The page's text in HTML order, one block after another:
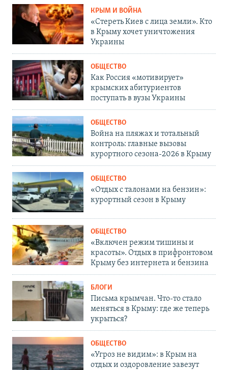
КРЫМ И ВОЙНА
«Стереть Киев с лица земли». Кто
в Крыму хочет уничтожения
Украины
ОБЩЕСТВО
Как Россия «мотивирует»
крымских абитуриентов
поступать в вузы Украины
ОБЩЕСТВО
Война на пляжах и тотальный
контроль: главные вызовы
курортного сезона-2026 в Крыму
ОБЩЕСТВО
«Отдых с талонами на бензин»:
курортный сезон в Крыму
ОБЩЕСТВО
«Включен режим тишины и
красоты». Отдых в прифронтовом
Крыму без интернета и бензина
БЛОГИ
Письма крымчан. Что-то стало
меняться в Крыму: где же теперь
укрыться?
ОБЩЕСТВО
«Угроз не видим»: в Крым на
отдых и оздоровление завезут